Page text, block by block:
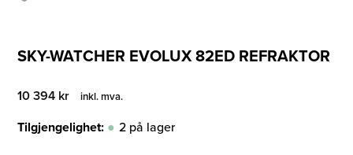
SKY-WATCHER EVOLUX 82ED REFRAKTOR
10 394 kr inkl. mva.
Tilgjengelighet: 2 på lager